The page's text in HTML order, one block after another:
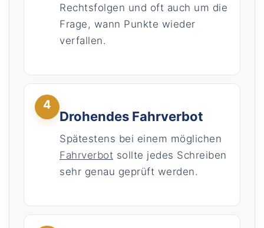
Rechtsfolgen und oft auch um die
Frage, wann Punkte wieder
verfallen.
4
Drohendes Fahrverbot
Spätestens bei einem möglichen
Fahrverbot sollte jedes Schreiben
sehr genau geprüft werden.